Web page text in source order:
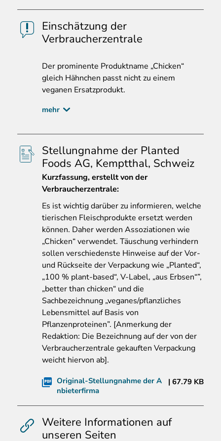
Einschätzung der
Verbraucherzentrale
Der prominente Produktname „Chicken“
gleich Hähnchen passt nicht zu einem
veganen Ersatzprodukt.
mehr
Stellungnahme der Planted
Foods AG, Kemptthal, Schweiz
Kurzfassung, erstellt von der
Verbraucherzentrale:
Es ist wichtig darüber zu informieren, welche
tierischen Fleischprodukte ersetzt werden
können. Daher werden Assoziationen wie
„Chicken“ verwendet. Täuschung verhindern
sollen verschiedenste Hinweise auf der Vor-
und Rückseite der Verpackung wie „Planted“,
„100 % plant-based“, V-Label, „aus Erbsen“”,
„better than chicken“ und die
Sachbezeichnung „veganes/pflanzliches
Lebensmittel auf Basis von
Pflanzenproteinen”. [Anmerkung der
Redaktion: Die Bezeichnung auf der von der
Verbraucherzentrale gekauften Verpackung
weicht hiervon ab].
Original-Stellungnahme der A
nbieterfirma
67.79 KB
Weitere Informationen auf
unseren Seiten